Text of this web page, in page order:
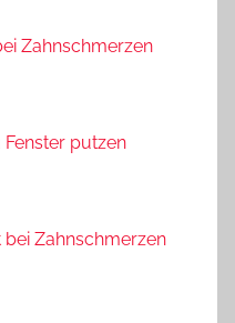
Zahnschmerzen
Fenster putzen
bei Zahnschmerzen